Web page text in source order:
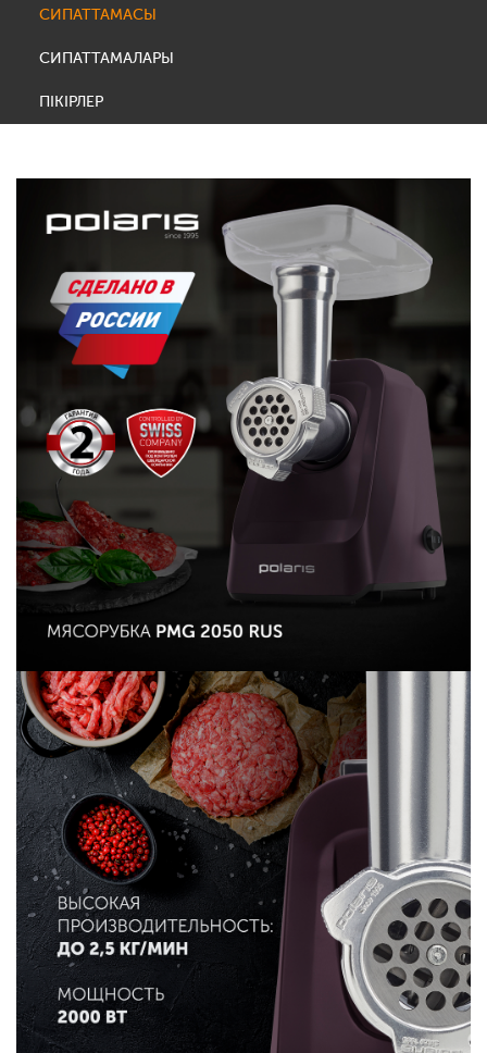
СИПАТТАМАСЫ
СИПАТТАМАЛАРЫ
ПІКІРЛЕР